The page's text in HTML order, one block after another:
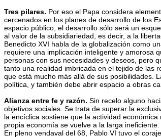
Tres pilares. Por eso el Papa considera
cercenados en los planes de desarrollo de los
espacio público, el desarrollo sólo será un
al valor de la subsidiariedad, es decir, a la
Benedicto XVI habla de la globalización como
requiere una implicación inteligente y amorosa
personas con sus necesidades y deseos, pero
tanto una realidad imbricada en el tejido de las
que está mucho más allá de sus posibilidades.
política, y también debe abrir espacio a obras
Alianza entre fe y razón. Sin recelo alguno
objetivos sociales. Se trata de superar la
la encíclica sostiene que la actividad
propia economía se vuelve a la larga ineficiente.
En pleno vendaval del 68, Pablo VI tuvo el